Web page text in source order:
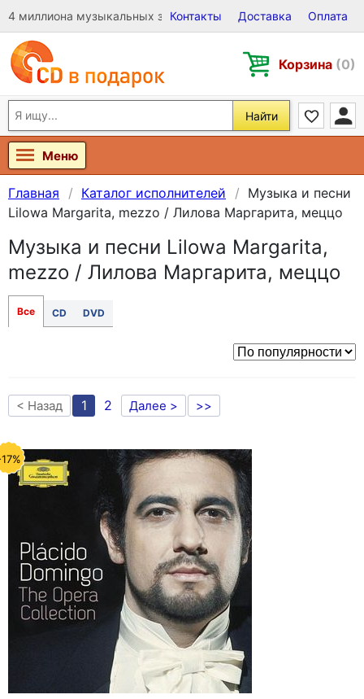
4 миллиона музыкальных записей на Виниле, CD и DVD
Контакты Доставка Оплата
Корзина (0)
Найти
Меню
Главная Каталог исполнителей
Музыка и песни
Lilowa Margarita, mezzo / Лилова Маргарита, меццо
Музыка и песни Lilowa Margarita,
mezzo / Лилова Маргарита, меццо
Все CD DVD
< Назад 1 2 Далее > >>